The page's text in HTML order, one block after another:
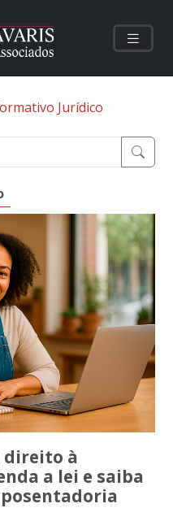
Jurídico
direito à
a lei e saiba